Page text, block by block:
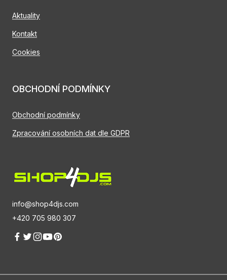
info@shop4djs.com
+420 705 980 307
Aktuality
Kontakt
Cookies
OBCHODNÍ PODMÍNKY
Obchodní podmínky
Zpracování osobních dat dle GDPR